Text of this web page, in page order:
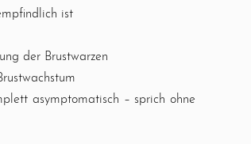
ist
der Brustwarzen
asymptomatisch – sprich ohne